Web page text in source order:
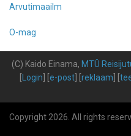
Arvutimaailm
O-mag
(C) Kaido Einama, MTÜ
Login e-post] [ reklaam
Copyright 2026. All rights